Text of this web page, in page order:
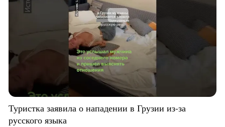
Туристка заявила о нападении в Грузии из-за
русского языка